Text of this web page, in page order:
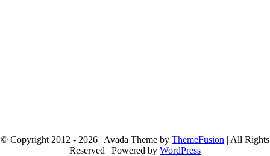
© Copyright 2012 - 2026 | Avada Theme by ThemeFusion | All Rights
Reserved | Powered by WordPress